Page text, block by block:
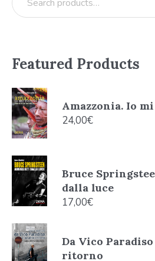
Featured Products
Amazzonia. Io
24,00€
Bruce
dalla luce
17,00€
Da Vico
ritorno